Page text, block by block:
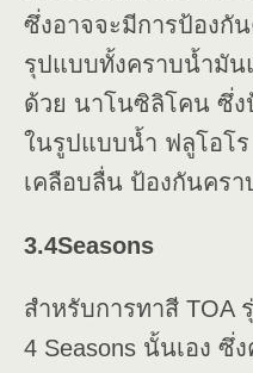
ซึ่งอาจจะมีการป้องกั
รุปแบบทั้งคราบน้ำมัน
ด้วย นาโนซิลิโคน ซึ่ง
ในรูปแบบน้ำ ฟลูโอโร
เคลือบลื่น ป้องกันคร
3.4Seasons
สำหรับการทาสี TOA
4 Seasons นั้นเอง ซึ่